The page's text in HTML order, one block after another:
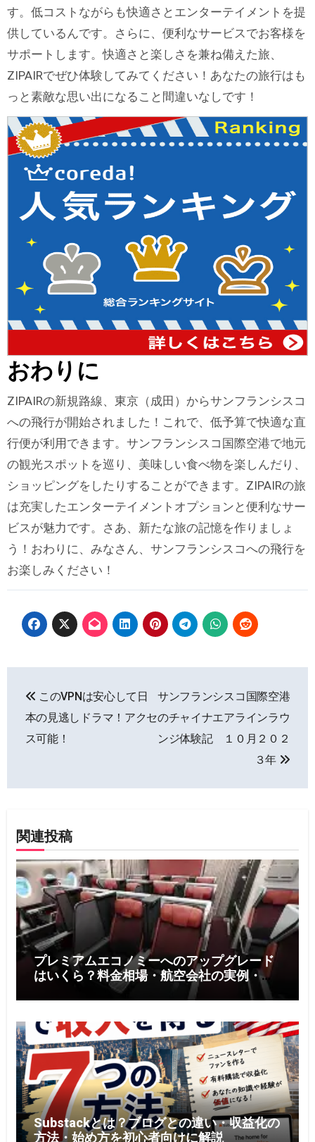
す。低コストながらも快適さとエンターテイメントを提
供しているんです。さらに、便利なサービスでお客様を
サポートします。快適さと楽しさを兼ね備えた旅、
ZIPAIRでぜひ体験してみてください！あなたの旅行はも
っと素敵な思い出になること間違いなしです！
おわりに
ZIPAIRの新規路線、東京（成田）からサンフランシスコ
への飛行が開始されました！これで、低予算で快適な直
行便が利用できます。サンフランシスコ国際空港で地元
の観光スポットを巡り、美味しい食べ物を楽しんだり、
ショッピングをしたりすることができます。ZIPAIRの旅
は充実したエンターテイメントオプションと便利なサー
ビスが魅力です。さあ、新たな旅の記憶を作りましょ
う！おわりに、みなさん、サンフランシスコへの飛行を
お楽しみください！
稿
ナ
ゲ
ー
シ
ョ
ン
このVPNは安心して日
本の見逃しドラマ！アクセ
ス可能！
サンフランシスコ国際空港
のチャイナエアラインラウ
ンジ体験記 １０月２０２
３年
関連投稿
プレミアムエコノミーへのアップグレード
はいくら？料金相場・航空会社の実例・お
得に利用する5つのコツ【2026年版】
Substackとは？ブログとの違い・収益化の
方法・始め方を初心者向けに解説